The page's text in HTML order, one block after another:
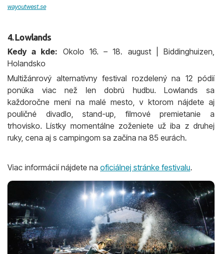
wayoutwest.se
4. Lowlands
Kedy a kde: Okolo 16. – 18. august | Biddinghuizen,
Holandsko
Multižánrový alternatívny festival rozdelený na 12 pódií
ponúka viac než len dobrú hudbu. Lowlands sa
každoročne mení na malé mesto, v ktorom nájdete aj
pouličné divadlo, stand-up, filmové premietanie a
trhovisko. Lístky momentálne zoženiete už iba z druhej
ruky, cena aj s campingom sa začína na 85 eurách.
Viac informácií nájdete na oficiálnej stránke festivalu.